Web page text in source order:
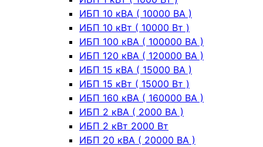
ИБП 10 кВА ( 10000 ВА )
ИБП 10 кВт ( 10000 Вт )
ИБП 100 кВА ( 100000 ВА )
ИБП 120 кВА ( 120000 ВА )
ИБП 15 кВА ( 15000 ВА )
ИБП 15 кВт ( 15000 Вт )
ИБП 160 кВА ( 160000 ВА )
ИБП 2 кВА ( 2000 ВА )
ИБП 2 кВт 2000 Вт
ИБП 20 кВА ( 20000 ВА )